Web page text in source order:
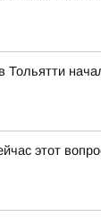
Тольятти
этот